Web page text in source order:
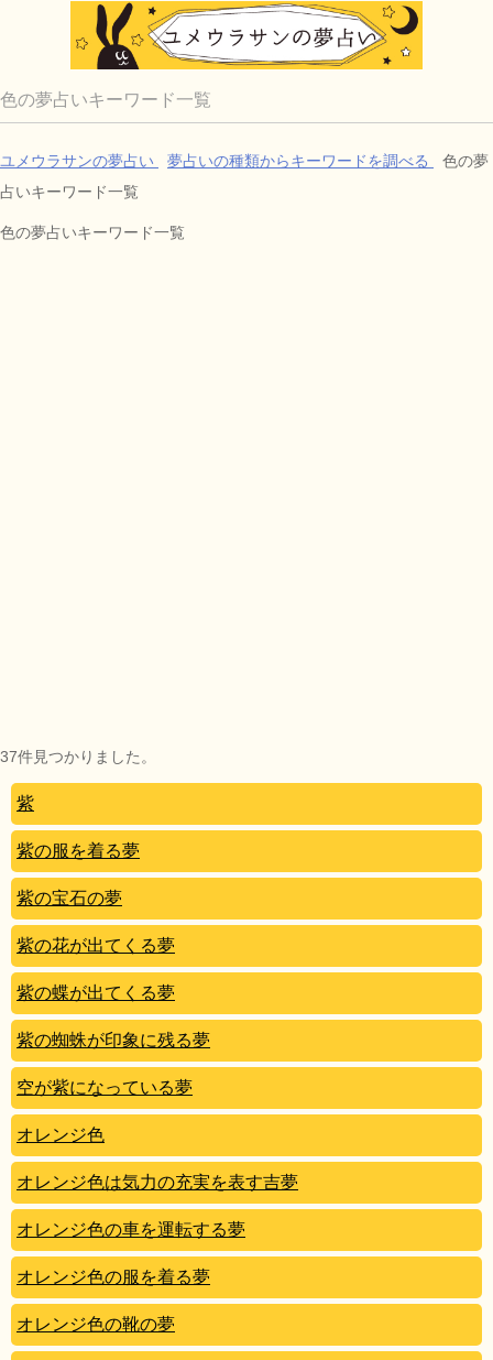
色の夢占いキーワード一覧
ユメウラサンの夢占い 夢占いの種類からキーワードを調べる
色の夢
占いキーワード一覧
色の夢占いキーワード一覧
37件見つかりました。
紫
紫の服を着る夢
紫の宝石の夢
紫の花が出てくる夢
紫の蝶が出てくる夢
紫の蜘蛛が印象に残る夢
空が紫になっている夢
オレンジ色
オレンジ色は気力の充実を表す吉夢
オレンジ色の車を運転する夢
オレンジ色の服を着る夢
オレンジ色の靴の夢